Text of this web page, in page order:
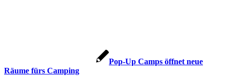
Pop-Up Camps öffnet neue
Räume fürs Camping